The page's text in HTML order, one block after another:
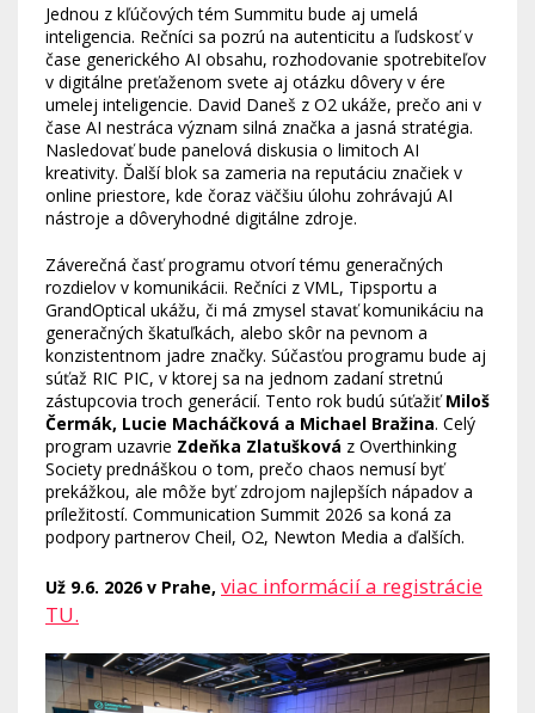
Jednou z kľúčových tém Summitu bude aj umelá
inteligencia. Rečníci sa pozrú na autenticitu a ľudskosť v
čase generického AI obsahu, rozhodovanie spotrebiteľov
v digitálne preťaženom svete aj otázku dôvery v ére
umelej inteligencie. David Daneš z O2 ukáže, prečo ani v
čase AI nestráca význam silná značka a jasná stratégia.
Nasledovať bude panelová diskusia o limitoch AI
kreativity. Ďalší blok sa zameria na reputáciu značiek v
online priestore, kde čoraz väčšiu úlohu zohrávajú AI
nástroje a dôveryhodné digitálne zdroje.
Záverečná časť programu otvorí tému generačných
rozdielov v komunikácii. Rečníci z VML, Tipsportu a
GrandOptical ukážu, či má zmysel stavať komunikáciu na
generačných škatuľkách, alebo skôr na pevnom a
konzistentnom jadre značky. Súčasťou programu bude aj
súťaž RIC PIC, v ktorej sa na jednom zadaní stretnú
zástupcovia troch generácií. Tento rok budú súťažiťMiloš
Čermák, Lucie Macháčková a Michael Bražina. Celý
program uzavrie Zdeňka Zlatušková z Overthinking
Society prednáškou o tom, prečo chaos nemusí byť
prekážkou, ale môže byť zdrojom najlepších nápadov a
príležitostí. Communication Summit 2026 sa koná za
podpory partnerov Cheil, O2, Newton Media a ďalších.
Už 9.6. 2026 v Prahe, viac informácií a registrácie
TU.